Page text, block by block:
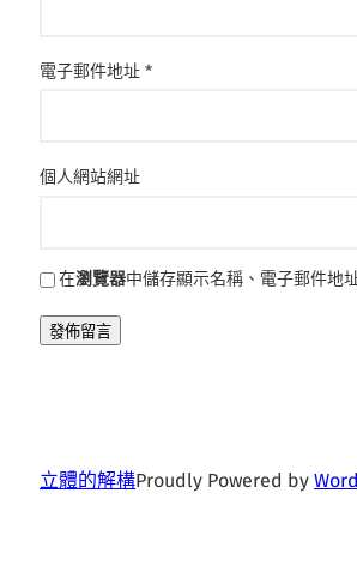
電子郵件地址 *
個人網站網址
在瀏覽器中儲存顯示名稱、電子郵件地
立體的解構Proudly Powered by